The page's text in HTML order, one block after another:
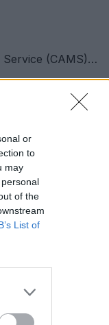
or
to
may
of the
List of
Service (CAMS)…